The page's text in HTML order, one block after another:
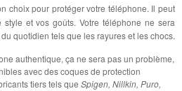
choix pour protéger votre téléphone. Il peut
style et vos goûts. Votre téléphone ne sera
quotidien tels que les rayures et les chocs.
authentique, ça ne sera pas un problème,
avec des coques de protection
tiers tels que Spigen, Nillkin, Puro,